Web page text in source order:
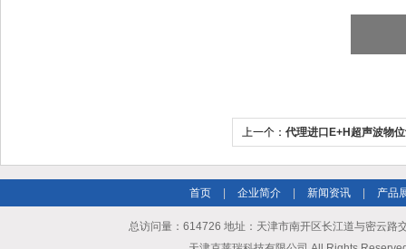
上一个： 代理进口E+H超声波物
首页 企业简介 新闻资讯 产品
总访问量：614726 地址：天津市南开区长江道与密云